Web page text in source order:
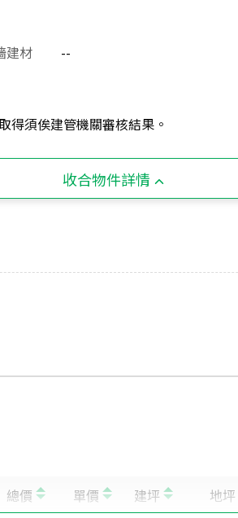
建材 --
得須俟建管機關審核結果。
收合物件詳情